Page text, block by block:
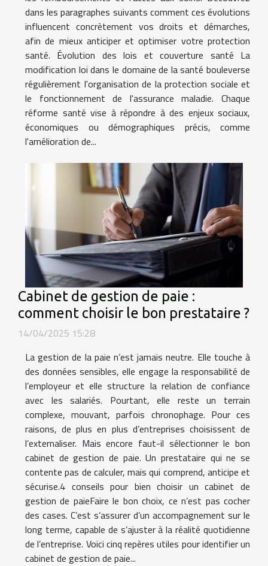
dans les paragraphes suivants comment ces évolutions
influencent concrètement vos droits et démarches,
afin de mieux anticiper et optimiser votre protection
santé. Évolution des lois et couverture santé La
modification loi dans le domaine de la santé bouleverse
régulièrement l'organisation de la protection sociale et
le fonctionnement de l'assurance maladie. Chaque
réforme santé vise à répondre à des enjeux sociaux,
économiques ou démographiques précis, comme
l'amélioration de...
Cabinet de gestion de paie :
comment choisir le bon prestataire ?
14/04/2025 15:28
La gestion de la paie n’est jamais neutre. Elle touche à
des données sensibles, elle engage la responsabilité de
l’employeur et elle structure la relation de confiance
avec les salariés. Pourtant, elle reste un terrain
complexe, mouvant, parfois chronophage. Pour ces
raisons, de plus en plus d’entreprises choisissent de
l’externaliser. Mais encore faut-il sélectionner le bon
cabinet de gestion de paie. Un prestataire qui ne se
contente pas de calculer, mais qui comprend, anticipe et
sécurise.4 conseils pour bien choisir un cabinet de
gestion de paieFaire le bon choix, ce n’est pas cocher
des cases. C’est s’assurer d’un accompagnement sur le
long terme, capable de s’ajuster à la réalité quotidienne
de l’entreprise. Voici cinq repères utiles pour identifier un
cabinet de gestion de paie...